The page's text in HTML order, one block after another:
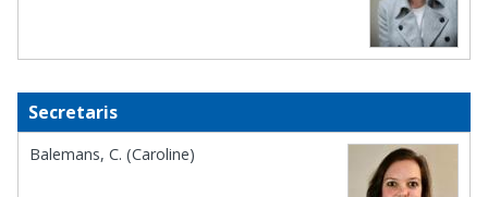
Secretaris
Balemans, C. (Caroline)